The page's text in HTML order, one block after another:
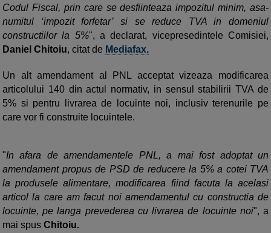
Codul Fiscal, prin care se desfiinteaza impozitul minim, asa-
numitul ‘impozit forfetar’ si se reduce TVA in domeniul
constructiilor la 5%", a declarat, vicepresedintele Comisiei,
Daniel Chitoiu, citat de Mediafax.
Un alt amendament al PNL acceptat vizeaza modificarea
articolului 140 din actul normativ, in sensul stabilirii TVA de
5% si pentru livrarea de locuinte noi, inclusiv terenurile pe
care vor fi construite locuintele.
"In afara de amendamentele PNL, a mai fost adoptat un
amendament propus de PSD de reducere la 5% a cotei TVA
la produsele alimentare, modificarea fiind facuta la acelasi
articol la care am facut noi amendamentul cu constructia de
locuinte, pe langa prevederea cu livrarea de locuinte noi", a
mai spus Chitoiu.